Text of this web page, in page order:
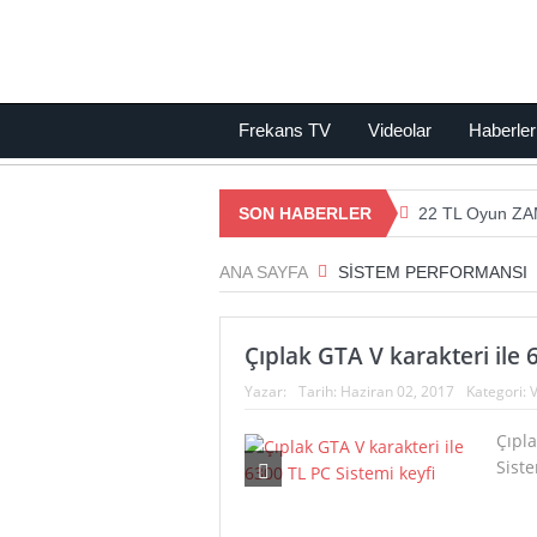
Frekans TV Videolar Haberler
SON HABERLER 22 TL Oyun
23 Yıllık
Yeni İşletim
En Güçlü
Apple Uyumlu
Uygun Fiyata
ANA SAYFA SISTEM PERFORMANSI
Çıplak GTA V karakteri ile
Yazar: Tarih: Haziran 02, 2017 Kategori: